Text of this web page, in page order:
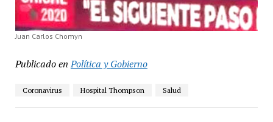
Juan Carlos Chomyn
Publicado en Política y Gobierno
Coronavirus Hospital Thompson Salud